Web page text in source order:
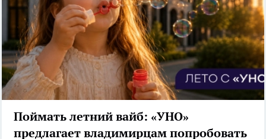
Поймать летний вайб: «УНО»
предлагает владимирцам попробовать